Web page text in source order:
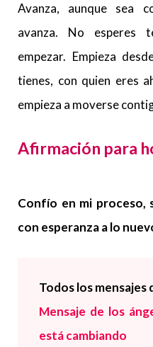
Avanza, aunque sea
avanza. No esperes
empezar. Empieza
tienes, con quien eres
empieza a moverse
Afirmación para
Confío en mi proceso,
con esperanza a lo
Todos los mensajes
Mensaje de los
está cambiando